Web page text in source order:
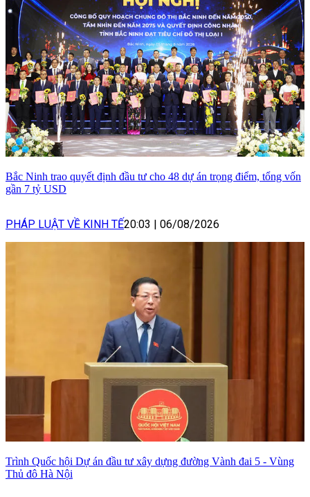
Bắc Ninh trao quyết định đầu tư cho 48 dự án trọng điểm, tổng vốn
gần 7 tỷ USD
PHÁP LUẬT VỀ KINH TẾ20:03 | 06/08/2026
Trình Quốc hội Dự án đầu tư xây dựng đường Vành đai 5 - Vùng
Thủ đô Hà Nội